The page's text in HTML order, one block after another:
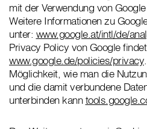
mit der Verwendung von
Weitere Informationen zu
unter: www.google.at/intl/de/
Privacy Policy von Google
www.google.de/policies/privacy
Möglichkeit, wie man die
und die damit verbundene
unterbinden kann